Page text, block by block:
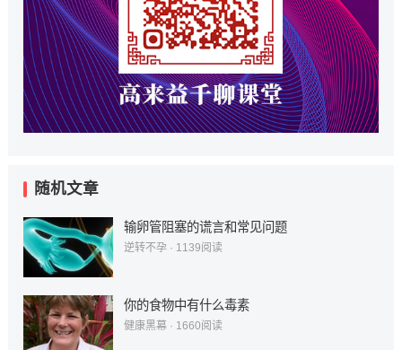
随机文章
输卵管阻塞的谎言和常见问题
逆转不孕· 1139阅读
你的食物中有什么毒素
健康黑幕· 1660阅读